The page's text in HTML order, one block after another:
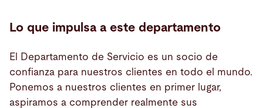
Lo que impulsa a este departamento
El Departamento de Servicio es un socio de
confianza para nuestros clientes en todo el mundo.
Ponemos a nuestros clientes en primer lugar,
aspiramos a comprender realmente sus